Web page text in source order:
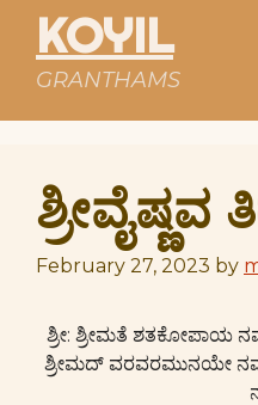
KOYIL
GRANTHAMS
ಶ್ರೀವೈಷ್ಣವ
February 27, 2023 by
ಶ್ರೀ: ಶ್ರೀಮತೆ ಶತಕೋಪಾಯ
ಶ್ರೀಮದ್ ವರವರಮುನಯೇ